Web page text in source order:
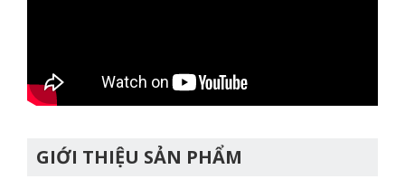
GIỚI THIỆU SẢN PHẨM